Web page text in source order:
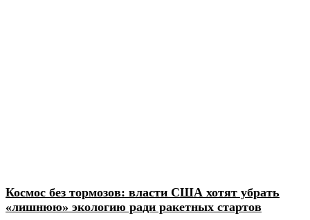
Космос без тормозов: власти США хотят убрать
«лишнюю» экологию ради ракетных стартов